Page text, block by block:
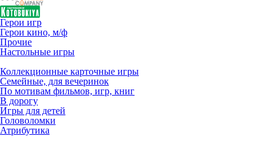
Герои игр
Герои кино, м/ф
Прочие
Настольные игры
Коллекционные карточные игры
Семейные, для вечеринок
По мотивам фильмов, игр, книг
В дорогу
Игры для детей
Головоломки
Атрибутика